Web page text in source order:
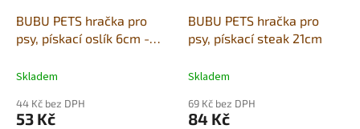
BUBU PETS hračka pro
psy, pískací oslík 6cm -
Skladem
44 Kč bez DPH
53 Kč
BUBU PETS hračka pro
psy, pískací steak 21cm
Skladem
69 Kč bez DPH
84 Kč